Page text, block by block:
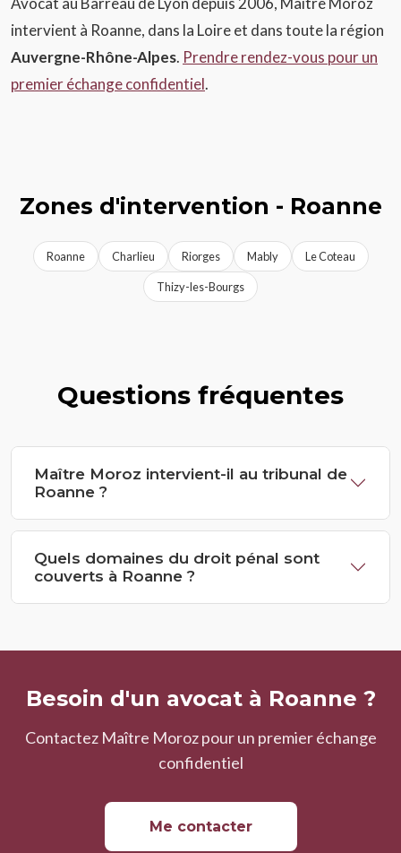
intervient à Roanne, dans la Loire et dans toute la région
Auvergne-Rhône-Alpes. Prendre rendez-vous pour un
premier échange confidentiel.
Zones d'intervention - Roanne
Roanne Charlieu Riorges Mably Le Coteau
Thizy-les-Bourgs
Questions fréquentes
Maître Moroz intervient-il au tribunal de
Roanne ?
Quels domaines du droit pénal sont
couverts à Roanne ?
Besoin d'un avocat à Roanne ?
Contactez Maître Moroz pour un premier échange
confidentiel
Me contacter